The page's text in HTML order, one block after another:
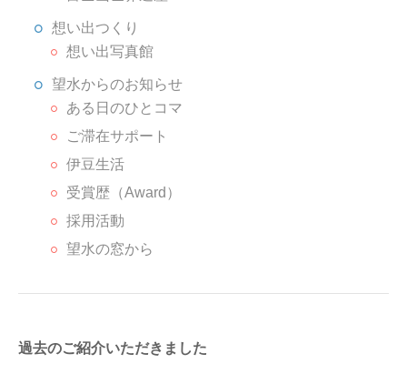
想い出つくり
想い出写真館
望水からのお知らせ
ある日のひとコマ
ご滞在サポート
伊豆生活
受賞歴（Award）
採用活動
望水の窓から
過去のご紹介いただきました